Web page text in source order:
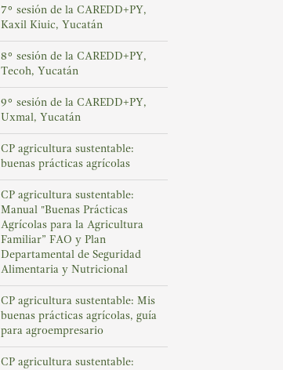
7° sesión de la CAREDD+PY,
Kaxil Kiuic, Yucatán
8° sesión de la CAREDD+PY,
Tecoh, Yucatán
9° sesión de la CAREDD+PY,
Uxmal, Yucatán
CP agricultura sustentable:
buenas prácticas agrícolas
CP agricultura sustentable:
Manual "Buenas Prácticas
Agrícolas para la Agricultura
Familiar” FAO y Plan
Departamental de Seguridad
Alimentaria y Nutricional
CP agricultura sustentable: Mis
buenas prácticas agrícolas, guía
para agroempresario
CP agricultura sustentable: